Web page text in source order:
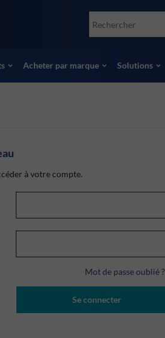
Socomore
Skydrol
Acheter par marque Solutions
à votre compte.
Mot de passe oublié ?
Se connecter